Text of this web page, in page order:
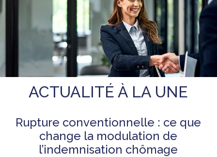
ACTUALITÉ À LA UNE
Rupture conventionnelle : ce que
change la modulation de
l’indemnisation chômage